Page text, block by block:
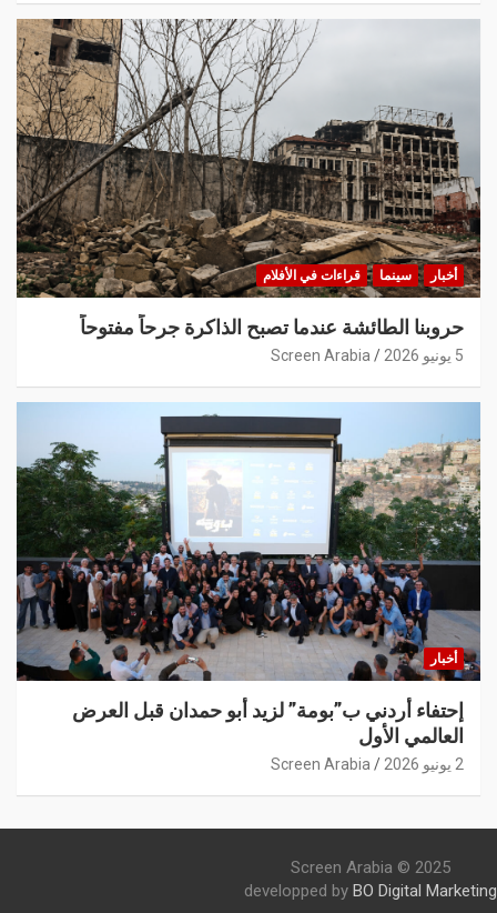
أخبار سينما قراءات في الأفلام
حروبنا الطائشة عندما تصبح الذاكرة جرحاً مفتوحاً
5 يونيو 2026 Screen Arabia
أخبار
إحتفاء أردني ب”بومة” لزيد أبو حمدان قبل العرض
العالمي الأول
2 يونيو 2026 Screen Arabia
Screen Arabia © 2025
developped by BO Digital Marketing